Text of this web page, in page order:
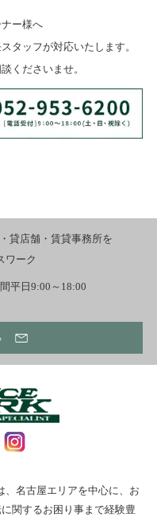
ー様へ
タッフが対応いたします。
くださいませ。
貸店舗・賃貸事務所を
ワーク
平日9:00～18:00
、名古屋エリアを中心に、お
関するお困り事まで経験豊